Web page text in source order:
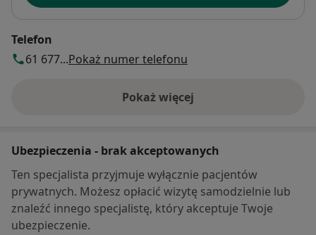
Telefon
61 677...Pokaż numer telefonu
Pokaż więcej
o adresie
Ubezpieczenia - brak akceptowanych
Ten specjalista przyjmuje wyłącznie pacjentów
prywatnych. Możesz opłacić wizytę samodzielnie lub
znaleźć innego specjalistę, który akceptuje Twoje
ubezpieczenie.